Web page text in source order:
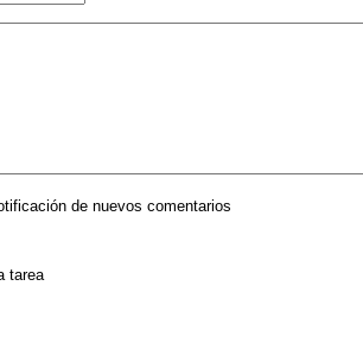
de nuevos comentarios
tarea